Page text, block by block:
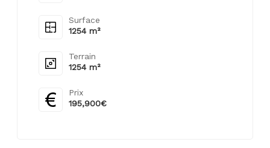
Surface
1254 m²
Terrain
1254 m²
Prix
195,900€